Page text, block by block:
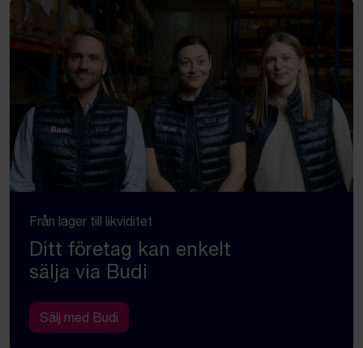
Från lager till likviditet
Ditt företag kan enkelt
sälja via Budi
Sälj med Budi